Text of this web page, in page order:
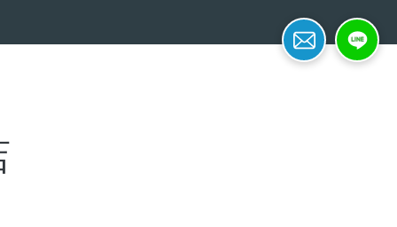
LINE応募
簡単面接予約